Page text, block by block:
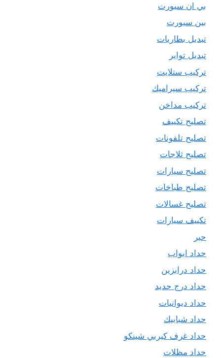
بي ان سبورت
بين سبورت
تبديل بطاريات
تبديل تواير
تركيب ستلايت
تركيب سيراميك
تركيب مداخن
تصليح تكييف
تصليح تلفونات
تصليح ثلاجات
تصليح سيارات
تصليح طباخات
تصليح غسالات
تكييف سيارات
حبر
حداد ابواب
حداد درابزين
حداد درج حديد
حداد ديوانيات
حداد شبابيك
حداد غرف كيربي شينكو
حداد مظلات